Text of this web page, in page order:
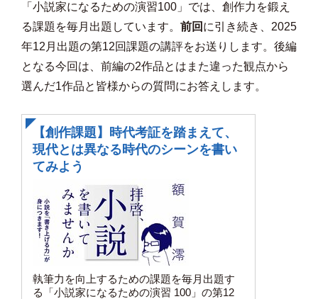
「小説家になるための演習100」では、創作力を鍛え
る課題を毎月出題しています。 前回 に引き続き、2025
年12月出題の第12回課題の講評をお送りします。後編
となる今回は、前編の2作品とはまた違った観点から
選んだ1作品と皆様からの質問にお答えします。
【創作課題】時代考証を踏まえて、
現代とは異なる時代のシーンを書い
てみよう
執筆力を向上するための課題を毎月出題す
る「小説家になるための演習 100」の第12